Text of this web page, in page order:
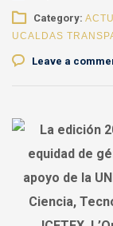
Category:
UCALDAS
Leave a